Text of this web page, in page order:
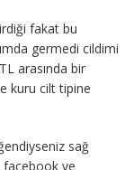
fakat bu
germedi cildimi
arasında bir
kuru cilt tipine
sağ
ve